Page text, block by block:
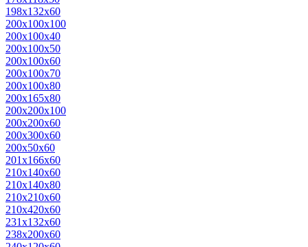
198х132х60
200х100х100
200х100х40
200х100х50
200х100х60
200х100х70
200х100х80
200х165х80
200х200х100
200х200х60
200х300х60
200х50х60
201х166х60
210х140х60
210х140х80
210х210х60
210х420х60
231х132х60
238х200х60